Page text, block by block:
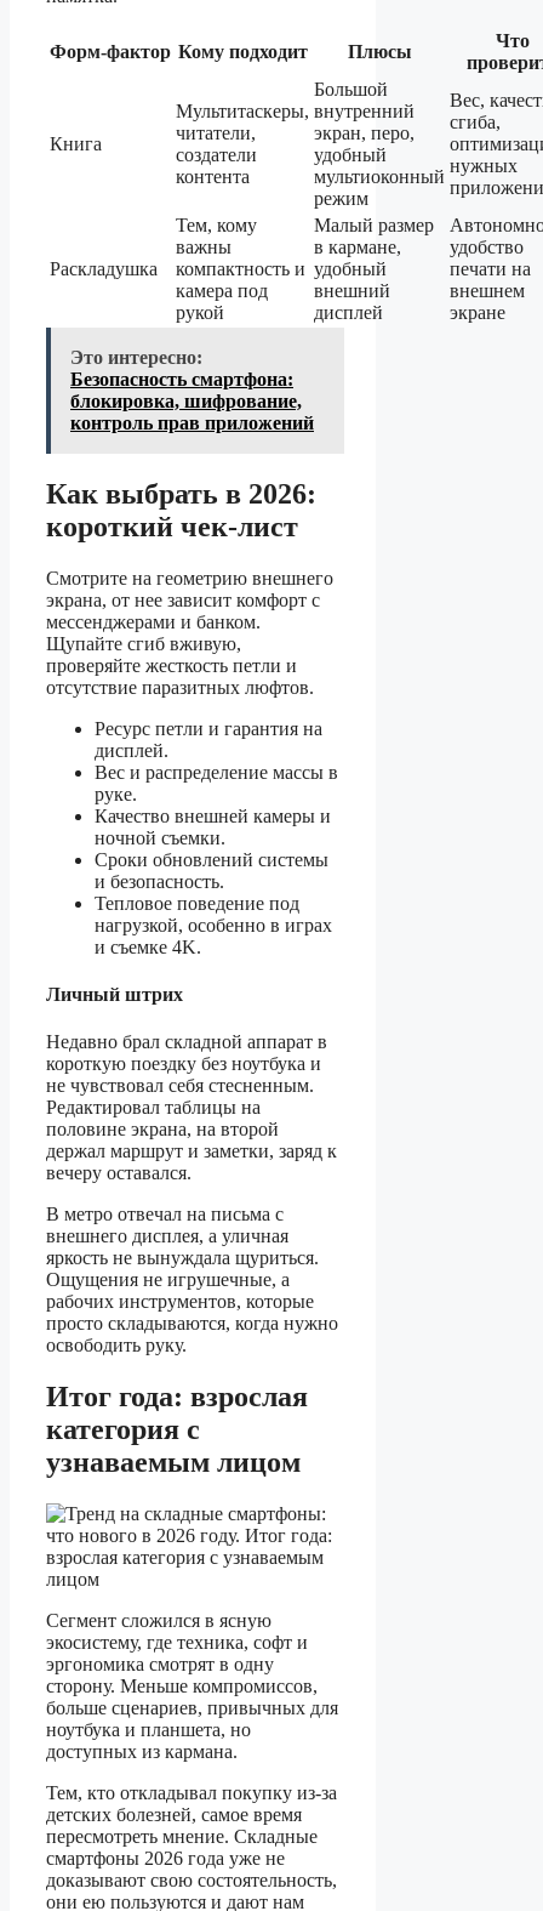
Форм‑фактор Кому подходит Плюсы
Что
Книга
Мультитаскеры,
читатели,
создатели
контента
Большой
внутренний
экран, перо,
удобный
мультиоконный
режим
Вес,
сгиба,
нужных
Раскладушка
Тем, кому
важны
компактность и
камера под
рукой
Малый размер
в кармане,
удобный
внешний
дисплей
удобство
печати на
внешнем
экране
Это интересно:
Безопасность смартфона:
блокировка, шифрование,
контроль прав приложений
Как выбрать в 2026:
короткий чек-лист
Смотрите на геометрию внешнего
экрана, от нее зависит комфорт с
мессенджерами и банком.
Щупайте сгиб вживую,
проверяйте жесткость петли и
отсутствие паразитных люфтов.
Ресурс петли и гарантия на
дисплей.
Вес и распределение массы в
руке.
Качество внешней камеры и
ночной съемки.
Сроки обновлений системы
и безопасность.
Тепловое поведение под
нагрузкой, особенно в играх
и съемке 4K.
Личный штрих
Недавно брал складной аппарат в
короткую поездку без ноутбука и
не чувствовал себя стесненным.
Редактировал таблицы на
половине экрана, на второй
держал маршрут и заметки, заряд к
вечеру оставался.
В метро отвечал на письма с
внешнего дисплея, а уличная
яркость не вынуждала щуриться.
Ощущения не игрушечные, а
рабочих инструментов, которые
просто складываются, когда нужно
освободить руку.
Итог года: взрослая
категория с
узнаваемым лицом
Сегмент сложился в ясную
экосистему, где техника, софт и
эргономика смотрят в одну
сторону. Меньше компромиссов,
больше сценариев, привычных для
ноутбука и планшета, но
доступных из кармана.
Тем, кто откладывал покупку из-за
детских болезней, самое время
пересмотреть мнение. Складные
смартфоны 2026 года уже не
доказывают свою состоятельность,
они ею пользуются и дают нам